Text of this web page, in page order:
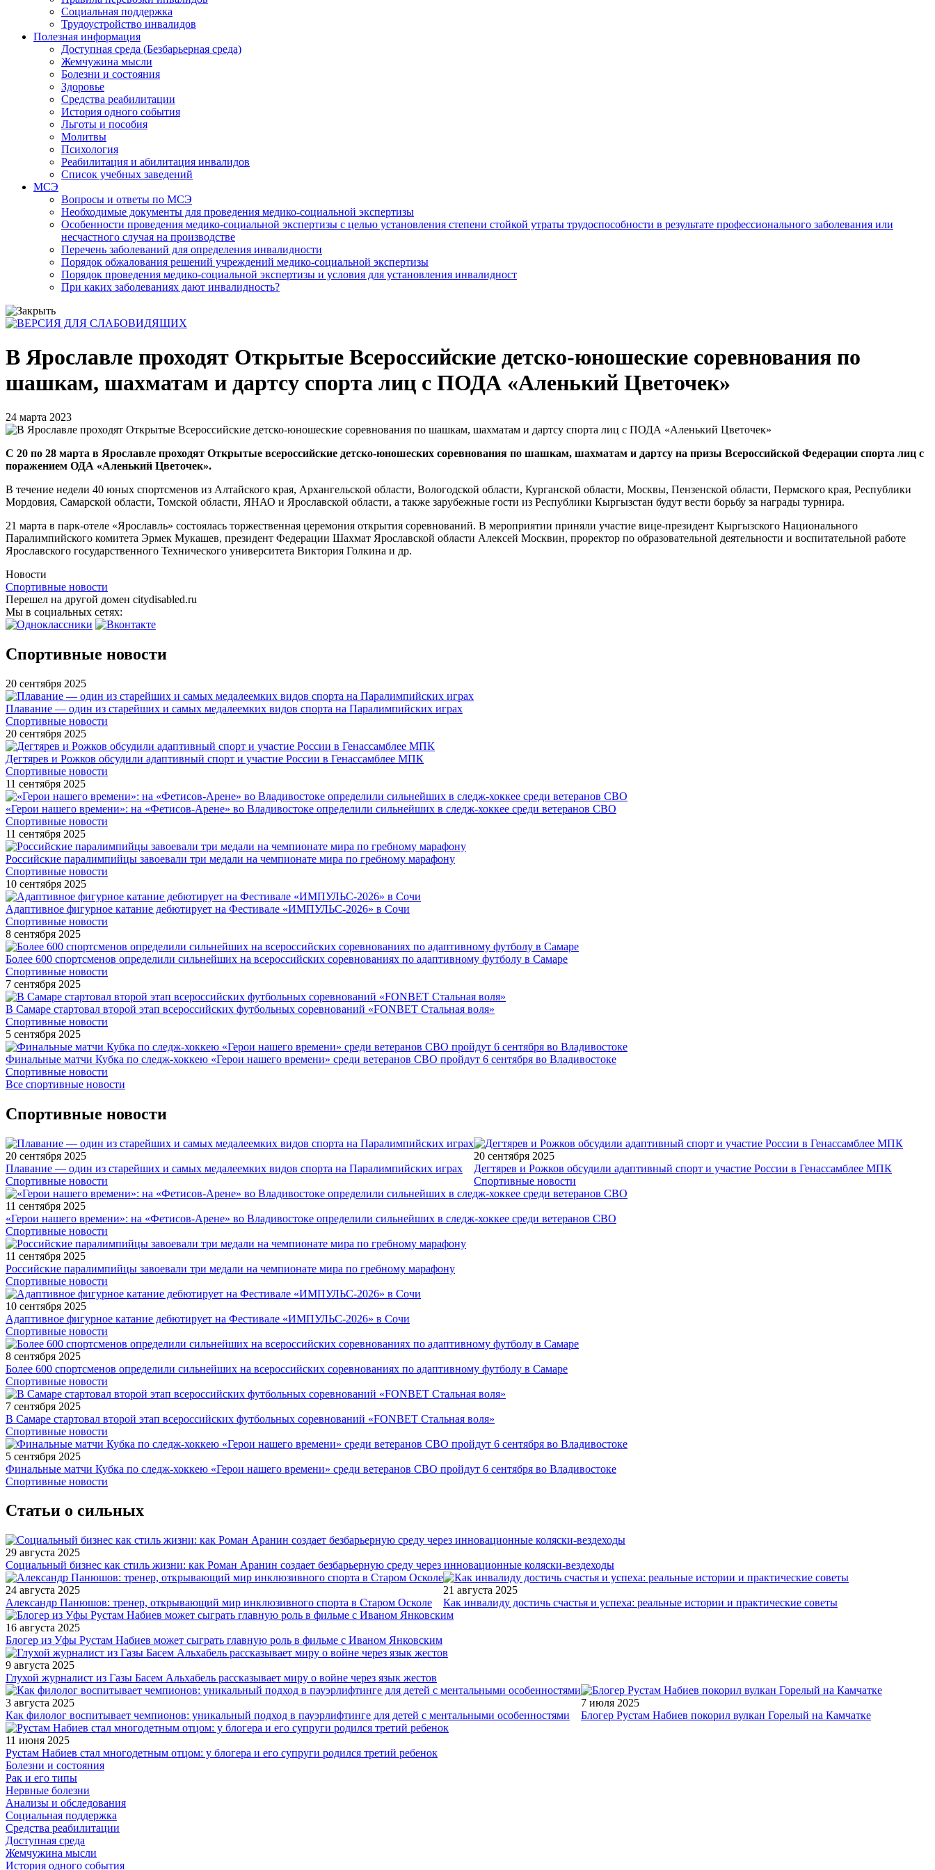
Социальная поддержка
Трудоустройство инвалидов
Полезная информация
Доступная среда (Безбарьерная среда)
Жемчужина мысли
Болезни и состояния
Здоровье
Средства реабилитации
История одного события
Льготы и пособия
Молитвы
Психология
Реабилитация и абилитация инвалидов
Список учебных заведений
МСЭ
Вопросы и ответы по МСЭ
Необходимые документы для проведения медико-социальной экспертизы
Особенности проведения медико-социальной экспертизы с целью установления степени стойкой утраты трудоспособности в результате профессионального заболевания или
несчастного случая на производстве
Перечень заболеваний для определения инвалидности
Порядок обжалования решений учреждений медико-социальной экспертизы
Порядок проведения медико-социальной экспертизы и условия для установления инвалидност
При каких заболеваниях дают инвалидность?
В Ярославле проходят Открытые Всероссийские детско-юношеские соревнования по
шашкам, шахматам и дартсу спорта лиц с ПОДА «Аленький Цветочек»
24 марта 2023
С 20 по 28 марта в Ярославле проходят Открытые всероссийские детско-юношеских соревнования по шашкам, шахматам и дартсу на призы Всероссийской Федерации спорта лиц с
поражением ОДА «Аленький Цветочек».
В течение недели 40 юных спортсменов из Алтайского края, Архангельской области, Вологодской области, Курганской области, Москвы, Пензенской области, Пермского края, Республики
Мордовия, Самарской области, Томской области, ЯНАО и Ярославской области, а также зарубежные гости из Республики Кыргызстан будут вести борьбу за награды турнира.
21 марта в парк-отеле «Ярославль» состоялась торжественная церемония открытия соревнований. В мероприятии приняли участие вице-президент Кыргызского Национального
Паралимпийского комитета Эрмек Мукашев, президент Федерации Шахмат Ярославской области Алексей Москвин, проректор по образовательной деятельности и воспитательной работе
Ярославского государственного Технического университета Виктория Голкина и др.
Новости
Спортивные новости
Перешел на другой домен citydisabled.ru
Мы в социальных сетях:
Спортивные новости
20 сентября 2025
Плавание — один из старейших и самых медалеемких видов спорта на Паралимпийских играх
Спортивные новости
20 сентября 2025
Дегтярев и Рожков обсудили адаптивный спорт и участие России в Генассамблее МПК
Спортивные новости
11 сентября 2025
«Герои нашего времени»: на «Фетисов-Арене» во Владивостоке определили сильнейших в следж-хоккее среди ветеранов СВО
Спортивные новости
11 сентября 2025
Российские паралимпийцы завоевали три медали на чемпионате мира по гребному марафону
Спортивные новости
10 сентября 2025
Адаптивное фигурное катание дебютирует на Фестивале «ИМПУЛЬС-2026» в Сочи
Спортивные новости
8 сентября 2025
Более 600 спортсменов определили сильнейших на всероссийских соревнованиях по адаптивному футболу в Самаре
Спортивные новости
7 сентября 2025
В Самаре стартовал второй этап всероссийских футбольных соревнований «FONBET Стальная воля»
Спортивные новости
5 сентября 2025
Финальные матчи Кубка по следж-хоккею «Герои нашего времени» среди ветеранов СВО пройдут 6 сентября во Владивостоке
Спортивные новости
Все спортивные новости
Спортивные новости
20 сентября 2025
Плавание — один из старейших и самых медалеемких видов спорта на Паралимпийских играх
Спортивные новости
20 сентября 2025
Дегтярев и Рожков обсудили адаптивный спорт и участие России в Генассамблее МПК
Спортивные новости
11 сентября 2025
«Герои нашего времени»: на «Фетисов-Арене» во Владивостоке определили сильнейших в следж-хоккее среди ветеранов СВО
Спортивные новости
11 сентября 2025
Российские паралимпийцы завоевали три медали на чемпионате мира по гребному марафону
Спортивные новости
10 сентября 2025
Адаптивное фигурное катание дебютирует на Фестивале «ИМПУЛЬС-2026» в Сочи
Спортивные новости
8 сентября 2025
Более 600 спортсменов определили сильнейших на всероссийских соревнованиях по адаптивному футболу в Самаре
Спортивные новости
7 сентября 2025
В Самаре стартовал второй этап всероссийских футбольных соревнований «FONBET Стальная воля»
Спортивные новости
5 сентября 2025
Финальные матчи Кубка по следж-хоккею «Герои нашего времени» среди ветеранов СВО пройдут 6 сентября во Владивостоке
Спортивные новости
Статьи о сильных
29 августа 2025
Социальный бизнес как стиль жизни: как Роман Аранин создает безбарьерную среду через инновационные коляски-вездеходы
24 августа 2025
Александр Панюшов: тренер, открывающий мир инклюзивного спорта в Старом Осколе
21 августа 2025
Как инвалиду достичь счастья и успеха: реальные истории и практические советы
16 августа 2025
Блогер из Уфы Рустам Набиев может сыграть главную роль в фильме с Иваном Янковским
9 августа 2025
Глухой журналист из Газы Басем Альхабель рассказывает миру о войне через язык жестов
3 августа 2025
Как филолог воспитывает чемпионов: уникальный подход в пауэрлифтинге для детей с ментальными особенностями
7 июля 2025
Блогер Рустам Набиев покорил вулкан Горелый на Камчатке
11 июня 2025
Рустам Набиев стал многодетным отцом: у блогера и его супруги родился третий ребенок
Болезни и состояния
Рак и его типы
Нервные болезни
Анализы и обследования
Социальная поддержка
Средства реабилитации
Доступная среда
Жемчужина мысли
История одного события